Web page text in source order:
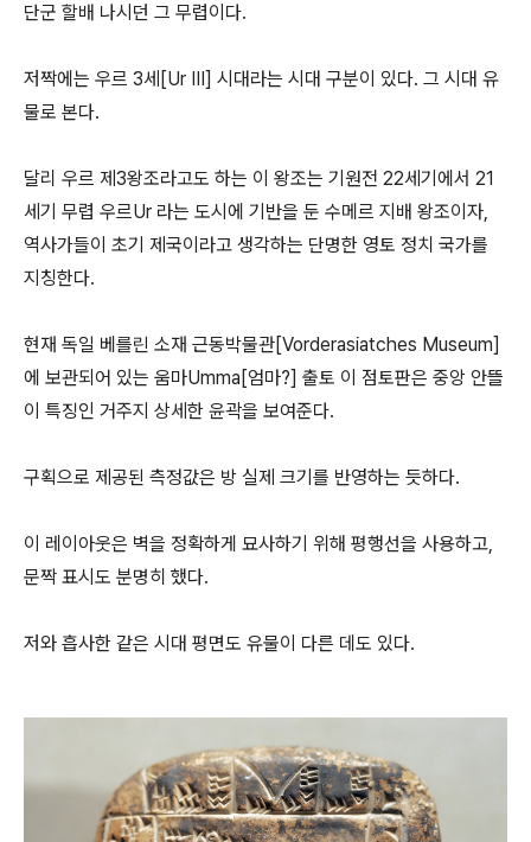
단군 할배 나시던 그 무렵이다.
저짝에는 우르 3세[Ur III] 시대라는 시대 구분이 있다. 그 시대 유
물로 본다.
달리 우르 제3왕조라고도 하는 이 왕조는 기원전 22세기에서 21
세기 무렵 우르Ur 라는 도시에 기반을 둔 수메르 지배 왕조이자,
역사가들이 초기 제국이라고 생각하는 단명한 영토 정치 국가를
지칭한다.
현재 독일 베를린 소재 근동박물관[Vorderasiatches Museum]
에 보관되어 있는 움마Umma[엄마?] 출토 이 점토판은 중앙 안뜰
이 특징인 거주지 상세한 윤곽을 보여준다.
구획으로 제공된 측정값은 방 실제 크기를 반영하는 듯하다.
이 레이아웃은 벽을 정확하게 묘사하기 위해 평행선을 사용하고,
문짝 표시도 분명히 했다.
저와 흡사한 같은 시대 평면도 유물이 다른 데도 있다.